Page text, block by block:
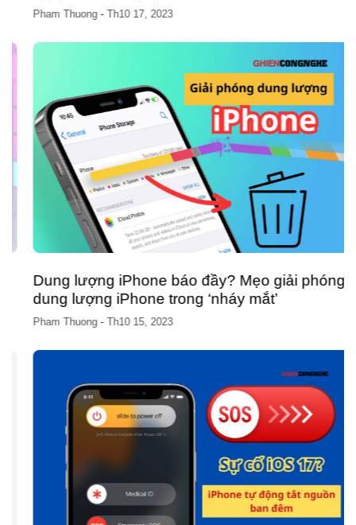
Pham Thuong-Th10 17, 2023
Dung lượng iPhone báo đầy? Mẹo giải phóng
dung lượng iPhone trong ‘nháy mắt’
Pham Thuong-Th10 15, 2023